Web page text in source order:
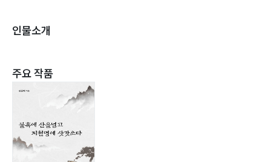
인물소개
주요 작품